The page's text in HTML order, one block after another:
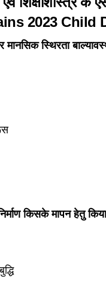
2023 Child
मानसिक स्थिरता
किसके मापन हेतु